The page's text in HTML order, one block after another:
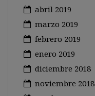
abril 2019
marzo 2019
febrero 2019
enero 2019
diciembre 2018
noviembre 2018